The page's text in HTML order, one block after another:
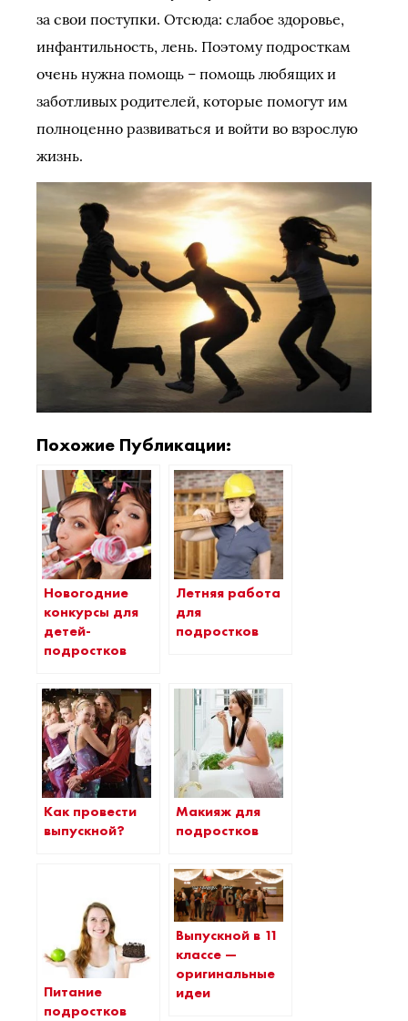
за свои поступки. Отсюда: слабое здоровье,
инфантильность, лень. Поэтому подросткам
очень нужна помощь – помощь любящих и
заботливых родителей, которые помогут им
полноценно развиваться и войти во взрослую
жизнь.
Похожие Публикации:
Новогодние
конкурсы для
детей-
подростков
Летняя работа
для
подростков
Как провести
выпускной?
Макияж для
подростков
Питание
подростков
Выпускной в 11
классе —
оригинальные
идеи